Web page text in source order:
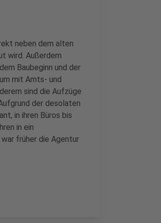
neben dem alten
wird. Außerdem
Baubeginn und der
mit Amts- und
sind die Aufzüge
der desolaten
in ihren Büros bis
in ein
früher die Agentur